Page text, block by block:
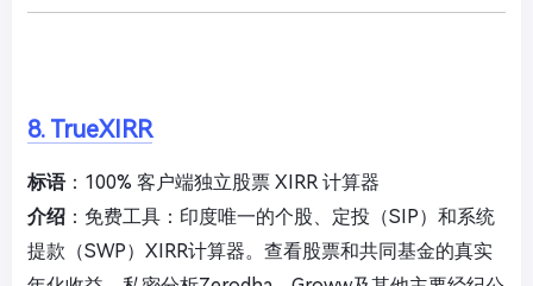
8. TrueXIRR
标语：100% 客户端独立股票 XIRR 计算器
介绍 ：免费工具：印度唯一的个股、定投（SIP）和系统
提款（SWP）XIRR计算器。查看股票和共同基金的真实